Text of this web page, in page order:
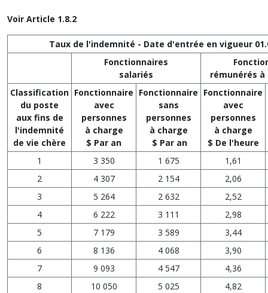
Voir Article 1.8.2
Taux de l'indemnité - Date d'entrée en vigueur
Fonctionnaires
salariés
rémunérés
Classification
du poste
aux fins de
l'indemnité
de vie chère
Fonctionnaire
avec
personnes
à charge
$ Par an
Fonctionnaire
sans
personnes
à charge
$ Par an
Fonctionnaire
avec
personnes
à charge
$ De l'heure
1
3 350 1 675
1,61
2
4 307 2 154
2,06
3
5 264 2 632
2,52
4
6 222 3 111
2,98
5
7 179 3 589
3,44
6
8 136 4 068
3,90
7
9 093 4 547
4,36
8
10 050 5 025
4,82